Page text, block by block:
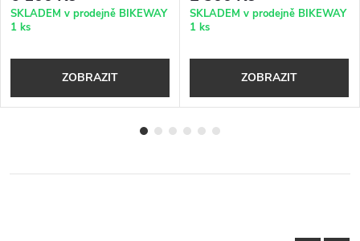
SKLADEM v prodejně BIKEWAY
1 ks
ZOBRAZIT
SKLADEM v prodejně BIKEWAY
1 ks
ZOBRAZIT